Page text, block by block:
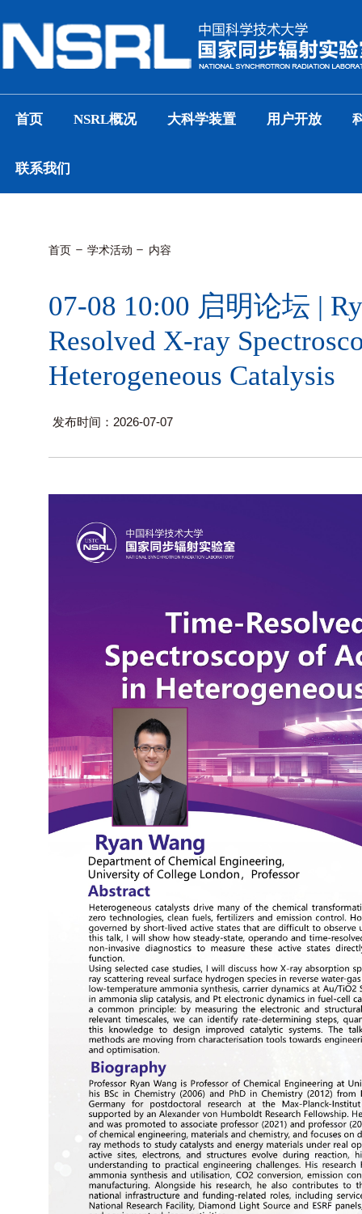
首页 NSRL概况 大科学装置 用户开放
联系我们
首页 学术活动 内容
07-08 10:00 启明论坛 |
Resolved X-ray
Heterogeneous Catalysis
发布时间：2026-07-07